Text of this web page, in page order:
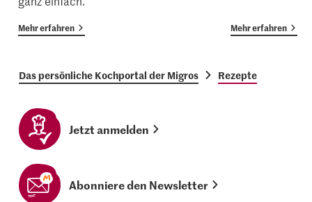
Mehr erfahren Mehr erfahren
Das persönliche Kochportal der Migros Rezepte
Jetzt anmelden
Abonniere den Newsletter